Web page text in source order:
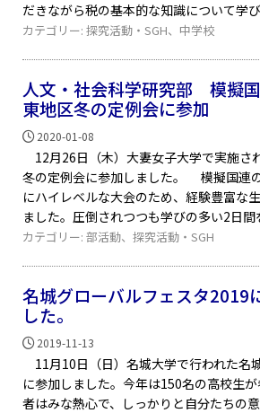
だきながら税の基本的な知識について学
カテゴリー:探究活動・SGH、 中学校
人文・社会科学研究部 模擬
東地区冬の定例会に参加
2020-01-08
12月26日（木）大妻女子大学で実施さ
冬の定例会に参加しました。 模擬国連
にハイレベルな大会のため、経験豊富な
ました。圧倒されつつも学びの多い2日間
カテゴリー:部活動、探究活動・SGH
名城グローバルフェスタ2019
した。
2019-11-13
11月10日（日）名城大学で行われた名
に参加しました。今年は150名の高校生
者はみな熱心で、しっかりと自分たちの意